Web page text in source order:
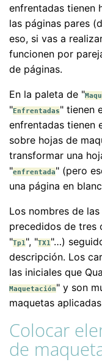
enfrentadas tienen
las páginas pares
eso, si vas a
funcionen por
de páginas.
En la paleta de "
"Enfrentadas" tienen
enfrentadas tienen
sobre hojas de
transformar una
"enfrentada" (pero
una página en
Los nombres de
precedidos de tres
"Tp1", "TX1"…)
descripción. Los
las iniciales que
Maquetación" y son
maquetas
Colocar
de